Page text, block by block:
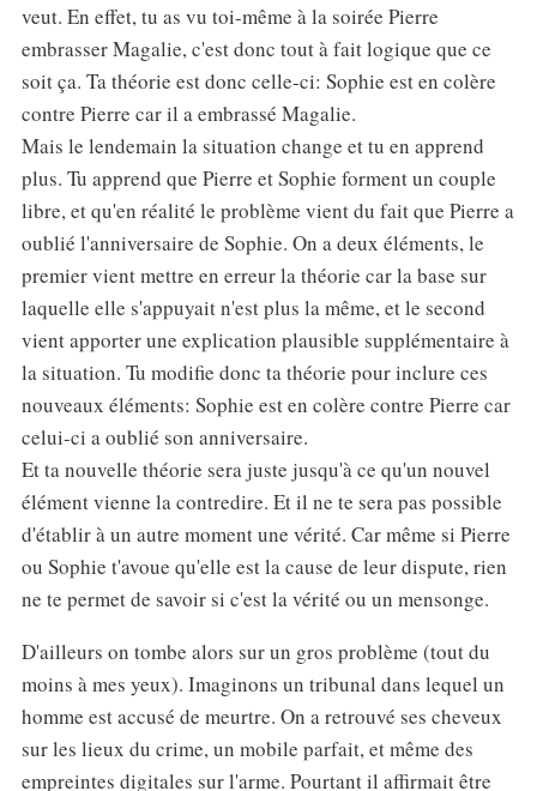
veut. En effet, tu as vu toi-même à la soirée Pierre
embrasser Magalie, c'est donc tout à fait logique que ce
soit ça. Ta théorie est donc celle-ci: Sophie est en colère
contre Pierre car il a embrassé Magalie.
Mais le lendemain la situation change et tu en apprend
plus. Tu apprend que Pierre et Sophie forment un couple
libre, et qu'en réalité le problème vient du fait que Pierre a
oublié l'anniversaire de Sophie. On a deux éléments, le
premier vient mettre en erreur la théorie car la base sur
laquelle elle s'appuyait n'est plus la même, et le second
vient apporter une explication plausible supplémentaire à
la situation. Tu modifie donc ta théorie pour inclure ces
nouveaux éléments: Sophie est en colère contre Pierre car
celui-ci a oublié son anniversaire.
Et ta nouvelle théorie sera juste jusqu'à ce qu'un nouvel
élément vienne la contredire. Et il ne te sera pas possible
d'établir à un autre moment une vérité. Car même si Pierre
ou Sophie t'avoue qu'elle est la cause de leur dispute, rien
ne te permet de savoir si c'est la vérité ou un mensonge.
D'ailleurs on tombe alors sur un gros problème (tout du
moins à mes yeux). Imaginons un tribunal dans lequel un
homme est accusé de meurtre. On a retrouvé ses cheveux
sur les lieux du crime, un mobile parfait, et même des
empreintes digitales sur l'arme. Pourtant il affirmait être